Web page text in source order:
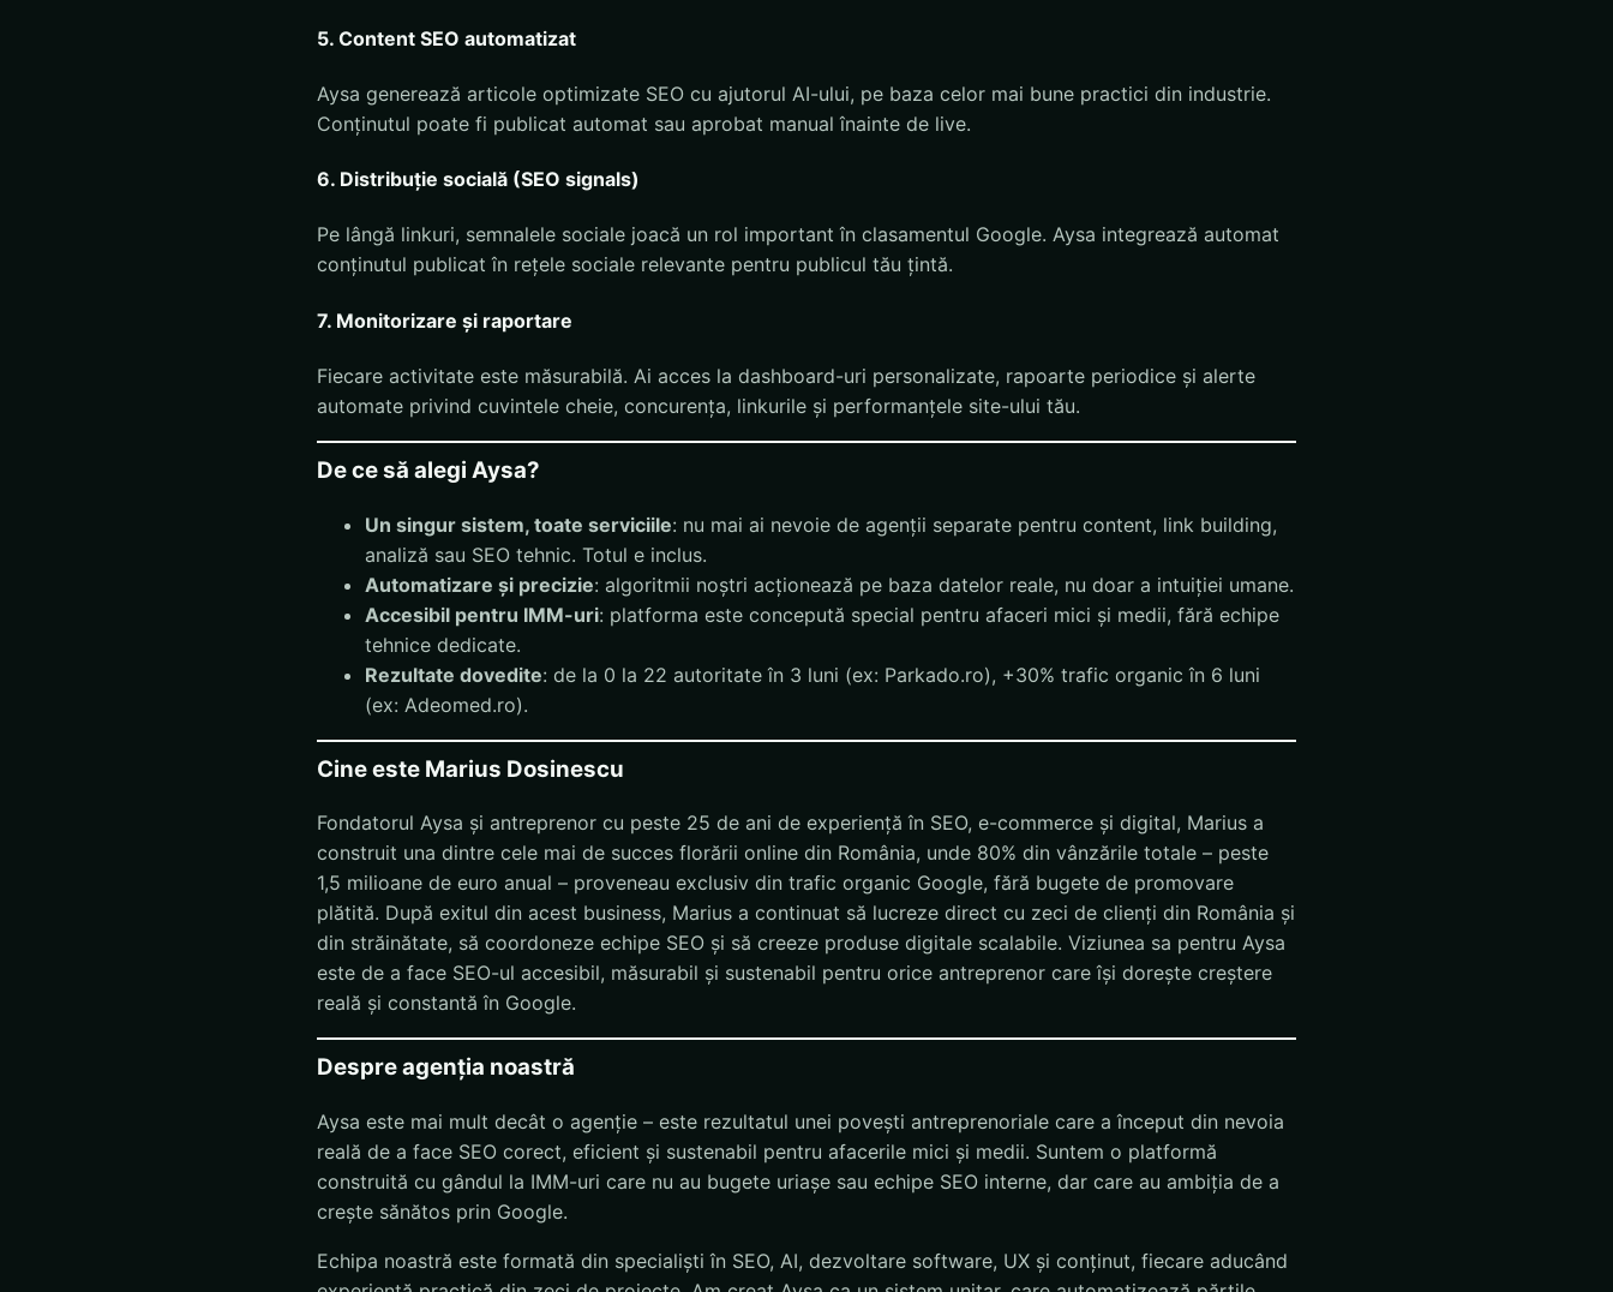
5. Content SEO automatizat
Aysa generează articole optimizate SEO cu ajutorul AI-ului, pe baza celor mai bune practici din industrie.
Conținutul poate fi publicat automat sau aprobat manual înainte de live.
6. Distribuție socială (SEO signals)
Pe lângă linkuri, semnalele sociale joacă un rol important în clasamentul Google. Aysa integrează automat
conținutul publicat în rețele sociale relevante pentru publicul tău țintă.
7. Monitorizare și raportare
Fiecare activitate este măsurabilă. Ai acces la dashboard-uri personalizate, rapoarte periodice și alerte
automate privind cuvintele cheie, concurența, linkurile și performanțele site-ului tău.
De ce să alegi Aysa?
Un singur sistem, toate serviciile: nu mai ai nevoie de agenții separate pentru content, link building,
analiză sau SEO tehnic. Totul e inclus.
Automatizare și precizie: algoritmii noștri acționează pe baza datelor reale, nu doar a intuiției umane.
Accesibil pentru IMM-uri: platforma este concepută special pentru afaceri mici și medii, fără echipe
tehnice dedicate.
Rezultate dovedite: de la 0 la 22 autoritate în 3 luni (ex: Parkado.ro), +30% trafic organic în 6 luni
(ex: Adeomed.ro).
Cine este Marius Dosinescu
Fondatorul Aysa și antreprenor cu peste 25 de ani de experiență în SEO, e-commerce și digital, Marius a
construit una dintre cele mai de succes florării online din România, unde 80% din vânzările totale – peste
1,5 milioane de euro anual – proveneau exclusiv din trafic organic Google, fără bugete de promovare
plătită. După exitul din acest business, Marius a continuat să lucreze direct cu zeci de clienți din România și
din străinătate, să coordoneze echipe SEO și să creeze produse digitale scalabile. Viziunea sa pentru Aysa
este de a face SEO-ul accesibil, măsurabil și sustenabil pentru orice antreprenor care își dorește creștere
reală și constantă în Google.
Despre agenția noastră
Aysa este mai mult decât o agenție – este rezultatul unei povești antreprenoriale care a început din nevoia
reală de a face SEO corect, eficient și sustenabil pentru afacerile mici și medii. Suntem o platformă
construită cu gândul la IMM-uri care nu au bugete uriașe sau echipe SEO interne, dar care au ambiția de a
crește sănătos prin Google.
Echipa noastră este formată din specialiști în SEO, AI, dezvoltare software, UX și conținut, fiecare aducând